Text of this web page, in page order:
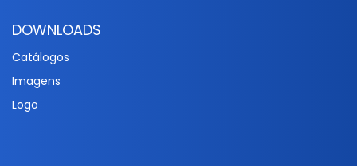
DOWNLOADS
Catálogos
Imagens
Logo